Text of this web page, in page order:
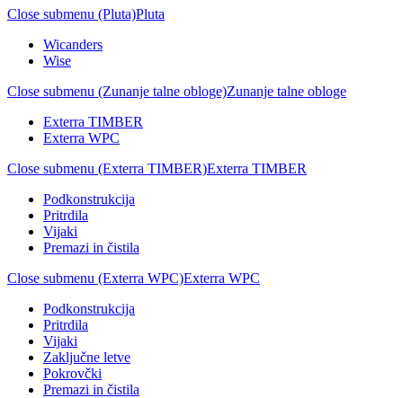
Close submenu (Pluta)Pluta
Wicanders
Wise
Close submenu (Zunanje talne obloge)Zunanje talne obloge
Exterra TIMBER
Exterra WPC
Close submenu (Exterra TIMBER)Exterra TIMBER
Podkonstrukcija
Pritrdila
Vijaki
Premazi in čistila
Close submenu (Exterra WPC)Exterra WPC
Podkonstrukcija
Pritrdila
Vijaki
Zaključne letve
Pokrovčki
Premazi in čistila